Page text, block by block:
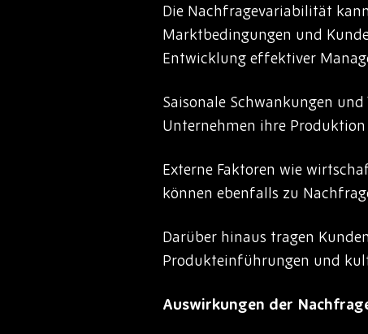
Die Nachfragevariabilität
Marktbedingungen und
Entwicklung effektiver
Saisonale Schwankungen
Unternehmen ihre
Externe Faktoren wie
können ebenfalls zu
Darüber hinaus tragen
Produkteinführungen und
Auswirkungen der